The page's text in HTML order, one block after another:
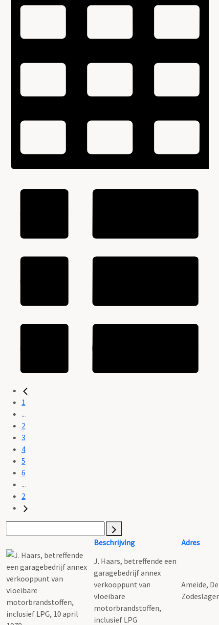
1
...
2
3
4
5
6
...
2
Beschrijving
Adres
J. Haars, betreffende een
garagebedrijf annex
verkooppunt van
vloeibare
motorbrandstoffen,
inclusief LPG
Ameide, De